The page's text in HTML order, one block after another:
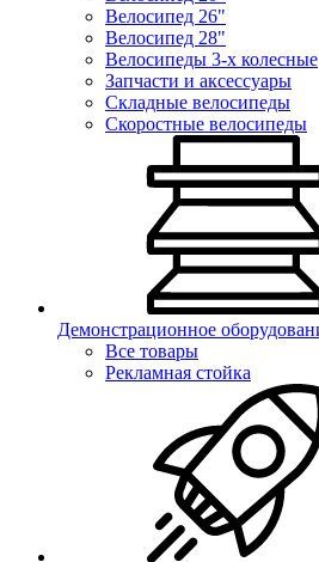
Велосипед 26"
Велосипед 28"
Велосипеды 3-х колесные
Запчасти и аксессуары
Складные велосипеды
Скоростные велосипеды
Демонстрационное
Все товары
Рекламная стойка